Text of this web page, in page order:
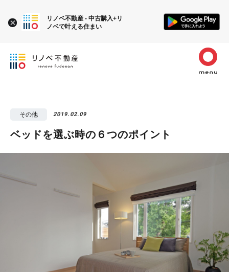
その他 2019.02.09
ベッドを選ぶ時の６つのポイント
リノベ不動産 - 中古購入+リ
ノベで叶える住まい